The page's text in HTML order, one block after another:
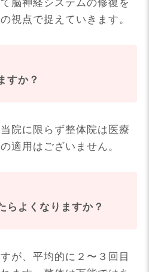
視点で捉えていきます。
すか？
院に限らず整体院は医療
適用はございません。
らよくなりますか？
が、平均的に２〜３回目